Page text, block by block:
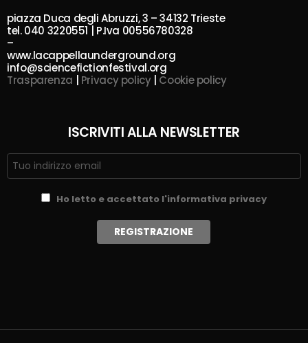
piazza Duca degli Abruzzi, 3 – 34132 Trieste
tel. 040 3220551 | P.Iva 00556780328
–
www.lacappellaunderground.org
info@sciencefictionfestival.org
Trasparenza | Privacy policy| Cookie policy
ISCRIVITI ALLA NEWSLETTER
Ho letto e accettato l'informativa privacy